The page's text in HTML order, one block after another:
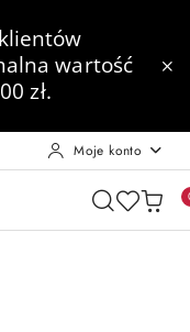
wartość
zł.
Moje konto